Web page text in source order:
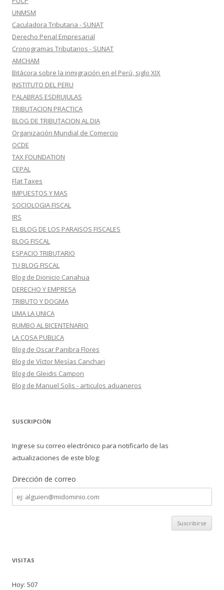
UNMSM
Caculadora Tributaria - SUNAT
Derecho Penal Empresarial
Cronogramas Tributarios - SUNAT
AMCHAM
Bitácora sobre la inmigración en el Perú, siglo XIX
INSTITUTO DEL PERU
PALABRAS ESDRUJULAS
TRIBUTACION PRACTICA
BLOG DE TRIBUTACION AL DIA
Organización Mundial de Comercio
OCDE
TAX FOUNDATION
CEPAL
Flat Taxes
IMPUESTOS Y MAS
SOCIOLOGIA FISCAL
IRS
EL BLOG DE LOS PARAISOS FISCALES
BLOG FISCAL
ESPACIO TRIBUTARIO
TU BLOG FISCAL
Blog de Dionicio Canahua
DERECHO Y EMPRESA
TRIBUTO Y DOGMA
LIMA LA UNICA
RUMBO AL BICENTENARIO
LA COSA PUBLICA
Blog de Oscar Panibra Flores
Blog de Víctor Mesías Canchari
Blog de Gleidis Campon
Blog de Manuel Solis - articulos aduaneros
SUSCRIPCIÓN
Ingrese su correo electrónico para notificarlo de las
actualizaciones de este blog:
Dirección de correo
Dirección
de
correo
VISITAS
Hoy: 507